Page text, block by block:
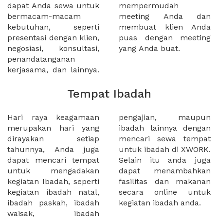
dapat Anda sewa untuk
bermacam-macam
kebutuhan, seperti
presentasi dengan klien,
negosiasi, konsultasi,
penandatanganan
kerjasama, dan lainnya.
mempermudah
meeting Anda dan
membuat klien Anda
puas dengan meeting
yang Anda buat.
Tempat Ibadah
Hari raya keagamaan
merupakan hari yang
dirayakan setiap
tahunnya, Anda juga
dapat mencari tempat
untuk mengadakan
kegiatan Ibadah, seperti
kegiatan ibadah natal,
ibadah paskah, ibadah
waisak, ibadah
pengajian, maupun
ibadah lainnya dengan
mencari sewa tempat
untuk ibadah di XWORK.
Selain itu anda juga
dapat menambahkan
fasilitas dan makanan
secara online untuk
kegiatan ibadah anda.